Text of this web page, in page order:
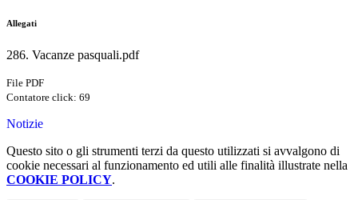
Allegati
286. Vacanze pasquali.pdf
File PDF
Contatore click: 69
Notizie
Questo sito o gli strumenti terzi da questo utilizzati si avvalgono di
cookie necessari al funzionamento ed utili alle finalità illustrate nella
COOKIE POLICY.